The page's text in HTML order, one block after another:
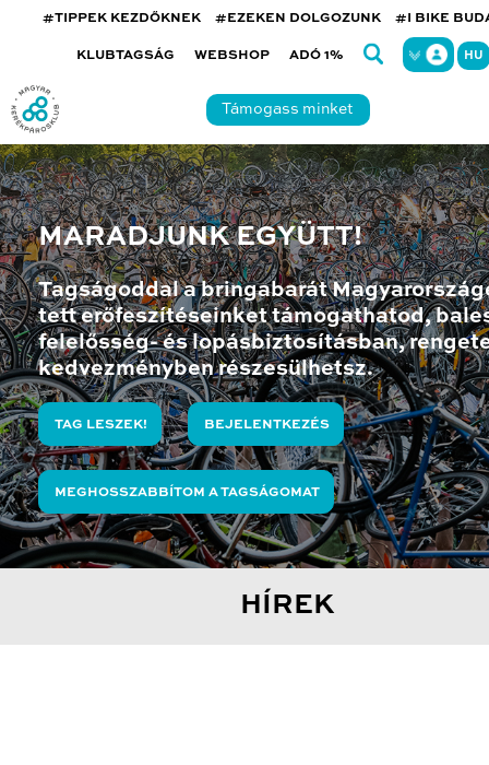
#TIPPEK KEZDŐKNEK #EZEKEN DOLGOZUNK #I BIKE
KLUBTAGSÁG WEBSHOP ADÓ 1% HU
Támogass minket
MARADJUNK EGYÜTT!
Tagságoddal a bringabarát
tett erőfeszítéseinket támogathatod,
felelősség- és lopásbiztosításban,
kedvezményben részesülhetsz.
TAG LESZEK! BEJELENTKEZÉS
MEGHOSSZABBÍTOM A TAGSÁGOMAT
HÍREK